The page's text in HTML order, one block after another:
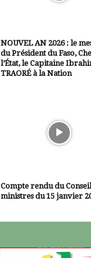
NOUVEL AN 2026 : le
du Président du Faso,
l’État, le Capitaine
TRAORÉ à la Nation
Compte rendu du
ministres du 15 janvier